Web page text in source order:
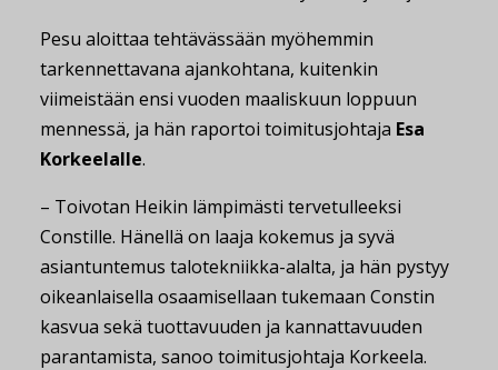
Pesu aloittaa tehtävässään myöhemmin
tarkennettavana ajankohtana, kuitenkin
viimeistään ensi vuoden maaliskuun loppuun
mennessä, ja hän raportoi toimitusjohtaja Esa
Korkeelalle.
– Toivotan Heikin lämpimästi tervetulleeksi
Constille. Hänellä on laaja kokemus ja syvä
asiantuntemus talotekniikka-alalta, ja hän pystyy
oikeanlaisella osaamisellaan tukemaan Constin
kasvua sekä tuottavuuden ja kannattavuuden
parantamista, sanoo toimitusjohtaja Korkeela.